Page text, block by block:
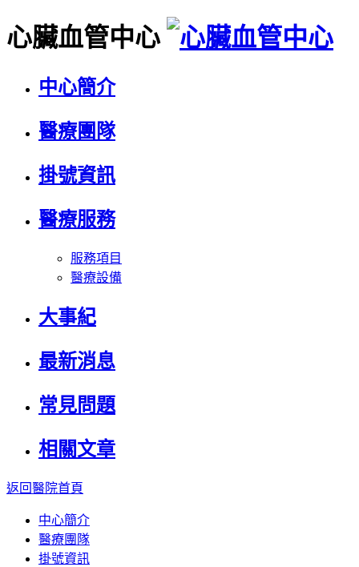
心臟血管中心
中心簡介
醫療團隊
掛號資訊
醫療服務
服務項目
醫療設備
大事紀
最新消息
常見問題
相關文章
返回醫院首頁
中心簡介
醫療團隊
掛號資訊